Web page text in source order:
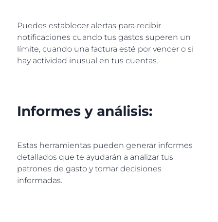
Puedes establecer alertas para recibir
notificaciones cuando tus gastos superen un
límite, cuando una factura esté por vencer o si
hay actividad inusual en tus cuentas.
Informes y análisis:
Estas herramientas pueden generar informes
detallados que te ayudarán a analizar tus
patrones de gasto y tomar decisiones
informadas.